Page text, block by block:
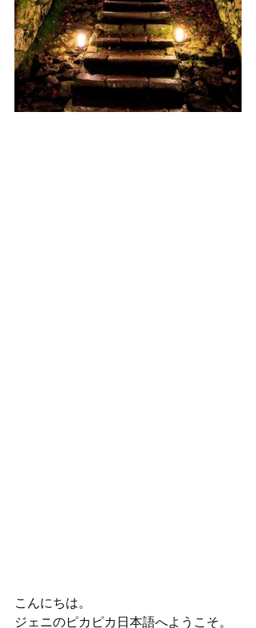
こんにちは。
ジェニのピカピカ日本語へようこそ。